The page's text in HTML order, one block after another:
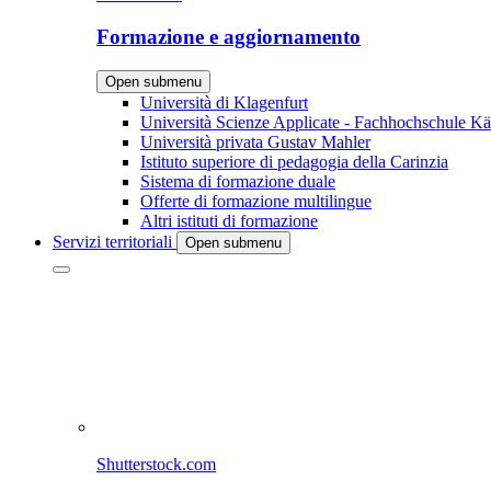
Formazione e aggiornamento
Open submenu
Università di Klagenfurt
Università Scienze Applicate - Fachhochschule
Università privata Gustav Mahler
Istituto superiore di pedagogia della Carinzia
Sistema di formazione duale
Offerte di formazione multilingue
Altri istituti di formazione
Servizi territoriali
Open submenu
Shutterstock.com